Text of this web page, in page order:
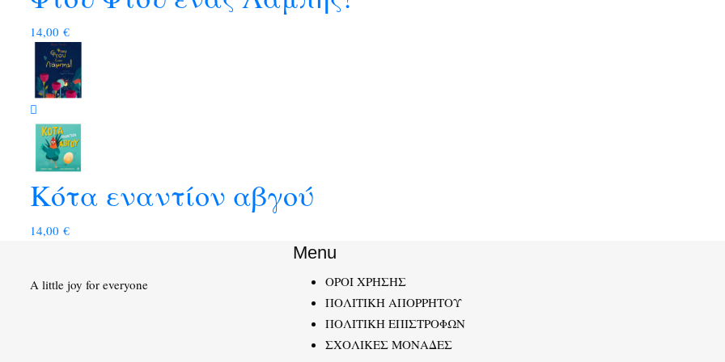
14,00 €
Κότα εναντίον αβγού
14,00 €
A little joy for everyone
Menu
ΟΡΟΙ ΧΡΗΣΗΣ
ΠΟΛΙΤΙΚΗ ΑΠΟΡΡΗΤΟΥ
ΠΟΛΙΤΙΚΗ ΕΠΙΣΤΡΟΦΩΝ
ΣΧΟΛΙΚΕΣ ΜΟΝΑΔΕΣ